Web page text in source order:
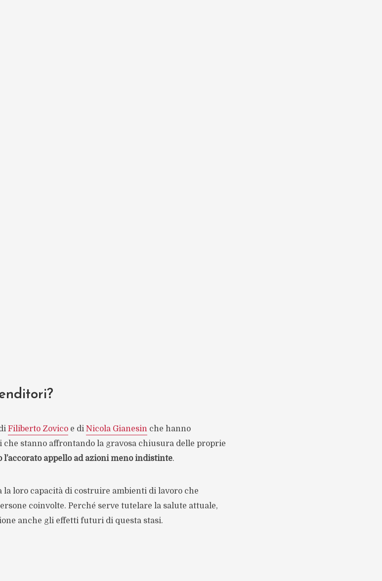
Filiberto Zovico e di Nicola Gianesin che hanno
stanno affrontando la gravosa chiusura delle proprie
l’accorato appello ad azioni meno indistinte.
la loro capacità di costruire ambienti di lavoro che
coinvolte. Perché serve tutelare la salute attuale,
anche gli effetti futuri di questa stasi.